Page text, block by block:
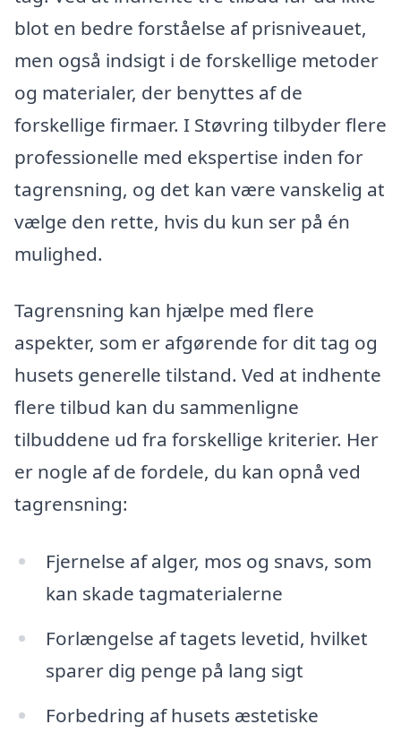
blot en bedre forståelse af prisniveauet,
men også indsigt i de forskellige metoder
og materialer, der benyttes af de
forskellige firmaer. I Støvring tilbyder flere
professionelle med ekspertise inden for
tagrensning, og det kan være vanskelig at
vælge den rette, hvis du kun ser på én
mulighed.
Tagrensning kan hjælpe med flere
aspekter, som er afgørende for dit tag og
husets generelle tilstand. Ved at indhente
flere tilbud kan du sammenligne
tilbuddene ud fra forskellige kriterier. Her
er nogle af de fordele, du kan opnå ved
tagrensning:
Fjernelse af alger, mos og snavs, som
kan skade tagmaterialerne
Forlængelse af tagets levetid, hvilket
sparer dig penge på lang sigt
Forbedring af husets æstetiske